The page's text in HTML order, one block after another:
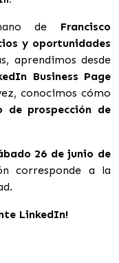
de Francisco
y oportunidades
aprendimos desde
Business Page
conocimos cómo
de prospección de
26 de junio de
corresponde a la
LinkedIn!